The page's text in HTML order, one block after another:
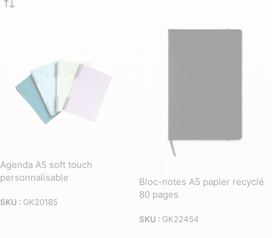
Agenda A5 soft touch
personnalisable
SKU : GK20185
Bloc-notes A5 papier recyclé
80 pages
SKU : GK22454